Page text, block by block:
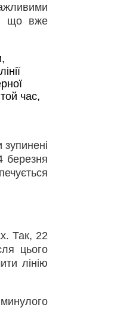
що вже
час,
березня
Так, 22
цього
лінію